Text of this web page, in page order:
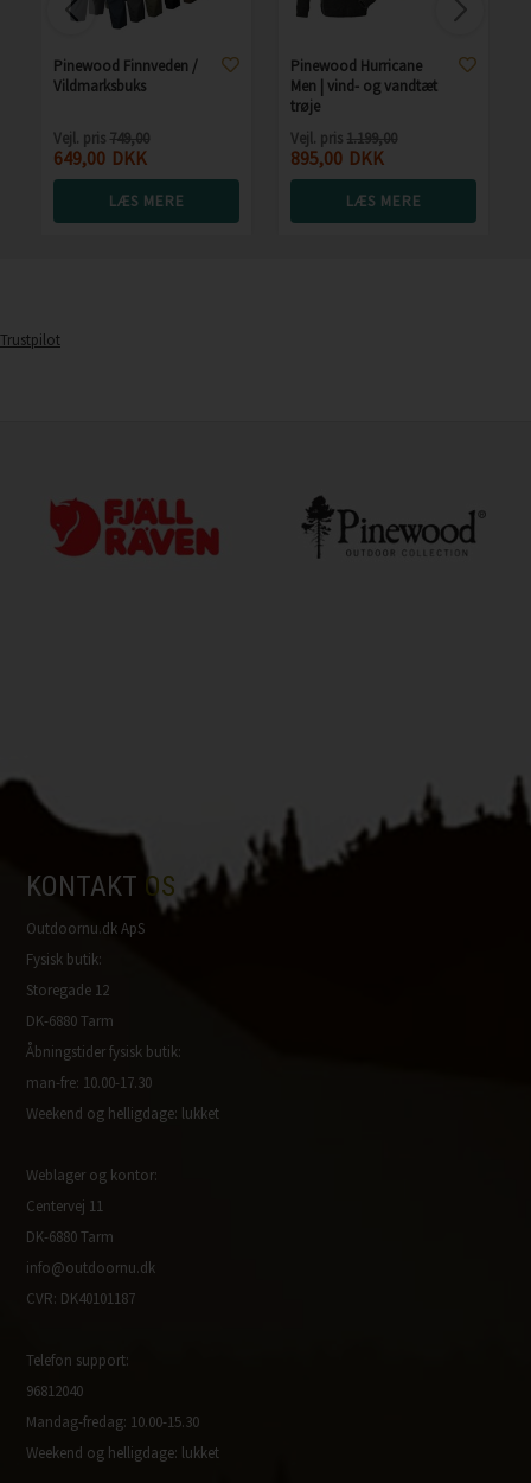
Pinewood Finnveden /
Vildmarksbuks
Vejl. pris 749,00
649,00 DKK
LÆS MERE
Pinewood Hurricane
Men | vind- og vandtæt
trøje
Vejl. pris 1.199,00
895,00 DKK
LÆS MERE
Trustpilot
KONTAKT OS
Outdoornu.dk ApS
Fysisk butik:
Storegade 12
DK-6880 Tarm
Åbningstider fysisk butik:
man-fre: 10.00-17.30
Weekend og helligdage: lukket
Weblager og kontor:
Centervej 11
DK-6880 Tarm
info@outdoornu.dk
CVR: DK40101187
Telefon support:
96812040
Mandag-fredag: 10.00-15.30
Weekend og helligdage: lukket